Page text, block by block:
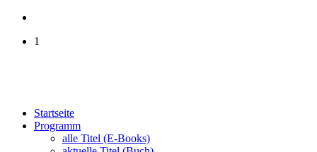
1
Startseite
Programm
alle Titel (E-Books)